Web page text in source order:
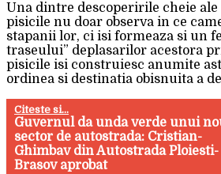
Una dintre descoperirile cheie
pisicile nu doar observa in ce
stapanii lor, ci isi formeaza si un
traseului” deplasarilor acestora
pisicile isi construiesc anumite
ordinea si destinatia obisnuita a
Citeste si...
Guvernul da unda verde unui
sector de autostrada: Cristian-
Ghimbav din Autostrada Ploiesti-
Brasov aprobat